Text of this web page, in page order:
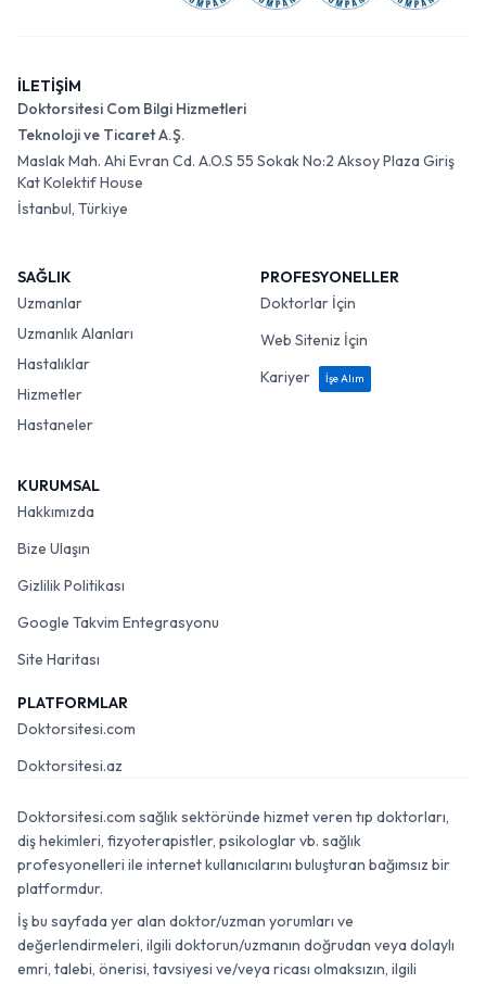
İLETİŞİM
Doktorsitesi Com Bilgi Hizmetleri
Teknoloji ve Ticaret A.Ş.
Maslak Mah. Ahi Evran Cd. A.O.S 55 Sokak No:2 Aksoy Plaza Giriş
Kat Kolektif House
İstanbul, Türkiye
SAĞLIK
Uzmanlar
Uzmanlık Alanları
Hastalıklar
Hizmetler
Hastaneler
PROFESYONELLER
Doktorlar İçin
Web Siteniz İçin
Kariyer
İşe Alım
KURUMSAL
Hakkımızda
Bize Ulaşın
Gizlilik Politikası
Google Takvim Entegrasyonu
Site Haritası
PLATFORMLAR
Doktorsitesi.com
Doktorsitesi.az
Doktorsitesi.com sağlık sektöründe hizmet veren tıp doktorları,
diş hekimleri, fizyoterapistler, psikologlar vb. sağlık
profesyonelleri ile internet kullanıcılarını buluşturan bağımsız bir
platformdur.
İş bu sayfada yer alan doktor/uzman yorumları ve
değerlendirmeleri, ilgili doktorun/uzmanın doğrudan veya dolaylı
emri, talebi, önerisi, tavsiyesi ve/veya ricası olmaksızın, ilgili